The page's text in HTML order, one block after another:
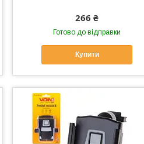
266 ₴
Готово до відправки
Купити